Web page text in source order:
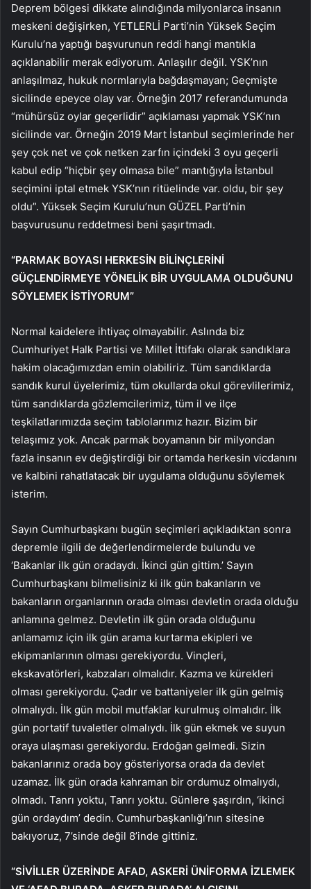
Deprem bölgesi dikkate alındığında milyonlarca insanın
meskeni değişirken, YETLERLİ Parti’nin Yüksek Seçim
Kurulu’na yaptığı başvurunun reddi hangi mantıkla
açıklanabilir merak ediyorum. Anlaşılır değil. YSK’nın
anlaşılmaz, hukuk normlarıyla bağdaşmayan; Geçmişte
sicilinde epeyce olay var. Örneğin 2017 referandumunda
“mühürsüz oylar geçerlidir” açıklaması yapmak YSK’nın
sicilinde var. Örneğin 2019 Mart İstanbul seçimlerinde her
şey çok net ve çok netken zarfın içindeki 3 oyu geçerli
kabul edip “hiçbir şey olmasa bile” mantığıyla İstanbul
seçimini iptal etmek YSK’nın ritüelinde var. oldu, bir şey
oldu”. Yüksek Seçim Kurulu’nun GÜZEL Parti’nin
başvurusunu reddetmesi beni şaşırtmadı.
“PARMAK BOYASI HERKESİN BİLİNÇLERİNİ
GÜÇLENDİRMEYE YÖNELİK BİR UYGULAMA OLDUĞUNU
SÖYLEMEK İSTİYORUM”
Normal kaidelere ihtiyaç olmayabilir. Aslında biz
Cumhuriyet Halk Partisi ve Millet İttifakı olarak sandıklara
hakim olacağımızdan emin olabiliriz. Tüm sandıklarda
sandık kurul üyelerimiz, tüm okullarda okul görevlilerimiz,
tüm sandıklarda gözlemcilerimiz, tüm il ve ilçe
teşkilatlarımızda seçim tablolarımız hazır. Bizim bir
telaşımız yok. Ancak parmak boyamanın bir milyondan
fazla insanın ev değiştirdiği bir ortamda herkesin vicdanını
ve kalbini rahatlatacak bir uygulama olduğunu söylemek
isterim.
Sayın Cumhurbaşkanı bugün seçimleri açıkladıktan sonra
depremle ilgili de değerlendirmelerde bulundu ve
‘Bakanlar ilk gün oradaydı. İkinci gün gittim.’ Sayın
Cumhurbaşkanı bilmelisiniz ki ilk gün bakanların ve
bakanların organlarının orada olması devletin orada olduğu
anlamına gelmez. Devletin ilk gün orada olduğunu
anlamamız için ilk gün arama kurtarma ekipleri ve
ekipmanlarının olması gerekiyordu. Vinçleri,
ekskavatörleri, kabzaları olmalıdır. Kazma ve kürekleri
olması gerekiyordu. Çadır ve battaniyeler ilk gün gelmiş
olmalıydı. İlk gün mobil mutfaklar kurulmuş olmalıdır. İlk
gün portatif tuvaletler olmalıydı. İlk gün ekmek ve suyun
oraya ulaşması gerekiyordu. Erdoğan gelmedi. Sizin
bakanlarınız orada boy gösteriyorsa orada da devlet
uzamaz. İlk gün orada kahraman bir ordumuz olmalıydı,
olmadı. Tanrı yoktu, Tanrı yoktu. Günlere şaşırdın, ‘ikinci
gün ordaydım’ dedin. Cumhurbaşkanlığı’nın sitesine
bakıyoruz, 7’sinde değil 8’inde gittiniz.
“SİVİLLER ÜZERİNDE AFAD, ASKERİ ÜNİFORMA İZLEMEK